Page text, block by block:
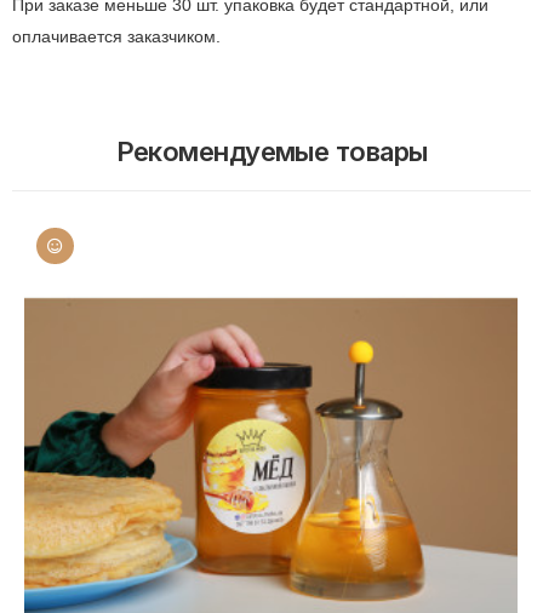
При заказе меньше 30 шт. упаковка будет стандартной, или
оплачивается заказчиком.
Рекомендуемые товары